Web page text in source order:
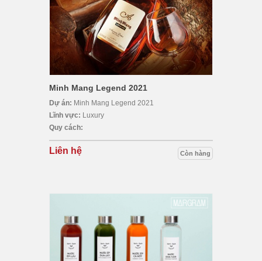
Minh Mang Legend 2021
Dự án: Minh Mang Legend 2021
Lĩnh vực: Luxury
Quy cách:
Liên hệ Còn hàng